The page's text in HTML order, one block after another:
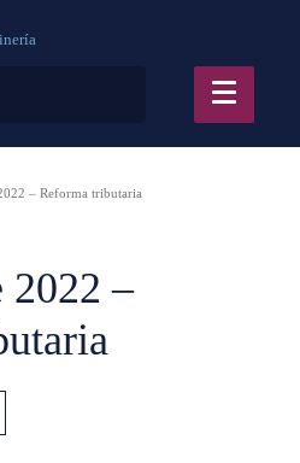
– Reforma tributaria
2022 –